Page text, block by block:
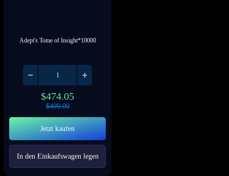
Adept's Tome of Insight*10000
$474.05
$499.00
Jetzt kaufen
In den Einkaufswagen legen